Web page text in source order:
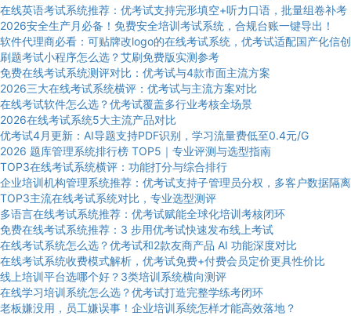
在线英语考试系统推荐：优考试支持完形填空+听力口语，批量组卷补考
2026安全生产月必备！免费安全培训考试系统，合规台账一键导出！
软件代理商必看：可贴牌改logo的在线考试系统，优考试适配国产化信创
刷题考试小程序怎么选？艾刷免费版实测参考
免费在线考试系统测评对比：优考试与4款市面主流方案
2026三大在线考试系统横评：优考试与主流方案对比
在线考试软件怎么选？优考试覆盖多行业考核全场景
2026在线考试系统5大主流产品对比
优考试4月更新：AI导题支持PDF识别，学习流量费低至0.4元/G
2026 题库管理系统排行榜 TOP5｜专业评测与选型指南
TOP3在线考试系统横评：功能打分与综合排行
企业培训机构管理系统推荐：优考试支持子管理员分权，多客户数据隔离
TOP3主流在线考试系统对比，专业选型测评
多语言在线考试系统推荐：优考试赋能全球化培训考核闭环
免费在线考试系统推荐：3 步用优考试快速发布线上考试
在线考试系统怎么选？优考试和2款友商产品 AI 功能深度对比
在线考试系统收费模式解析，优考试免费+付费会员定价更具性价比
线上培训平台选哪个好？3类培训系统横向测评
在线学习培训系统怎么选？优考试打造完整学练考闭环
老板嫌没用，员工嫌误事！企业培训系统怎样才能高效落地？